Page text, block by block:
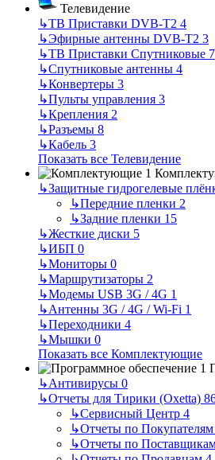
Телевидение
↳ТВ Приставки DVB-T2 4
↳Эфирные антенны DVB-T2 3
↳ТВ Приставки Спутниковые 7
↳Спутниковые антенны 4
↳Конвертеры 3
↳Пульты управления 3
↳Крепления 2
↳Разъемы 8
↳Кабель 3
Показать все Телевидение
↳Защитные гидрогелевые
↳Передние пленки 2
↳Задние пленки 15
↳Жесткие диски 5
↳ИБП 0
↳Мониторы 0
↳Маршрутизаторы 2
↳Модемы USB 3G / 4G 1
↳Антенны 3G / 4G / Wi-Fi 1
↳Переходники 4
↳Мышки 0
Показать все Комплектующие
↳Антивирусы 0
↳Отчеты для Тирики (Oxetta)
↳Сервисный Центр 4
↳Отчеты по Покупателям
↳Отчеты по